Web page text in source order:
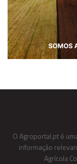
O Agroportal.pt é
informação
Agrícola